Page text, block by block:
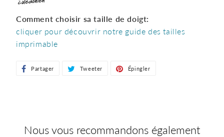
Comment choisir sa taille de doigt:
cliquer pour découvrir notre guide des tailles
imprimable
Partager PartagerTweeter TweeterÉpingler
Nous vous recommandons également